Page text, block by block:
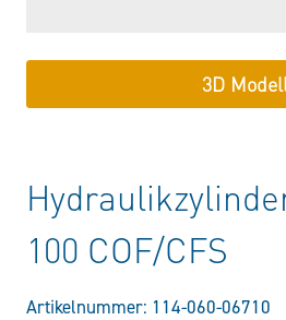
3D
100 COF/CFS
Artikelnummer: 114-060-06710